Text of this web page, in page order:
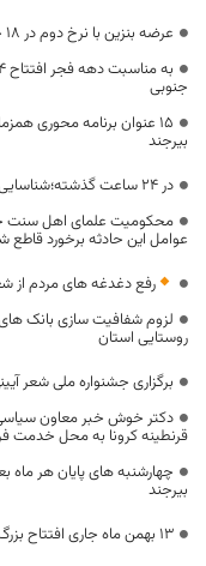
عرضه بنزین با نرخ دوم در ۱۸ جایگاه سوخت خراسان جنوبی
جنوبی
بیرجند
در 24 ساعت گذشته؛شناسایی 30 بیمار جدید کرونا در خراسان جنوبی
محکومیت علمای اهل سنت
عوامل این حادثه برخورد قاطع
رفع دغدغه های مردم از
لزوم شفافیت سازی بانک
روستایی استان
برگزاری جشنواره ملی شعر
دکتر خوش خبر معاون سیاسی
قرنطینه کرونا به محل خدمت
چهارشنبه های پایان هر ماه
بیرجند
١٣ بهمن ماه جاری افتتاح بزرگ ترین رویداد سینمایی کشور در خراسان جنوبی